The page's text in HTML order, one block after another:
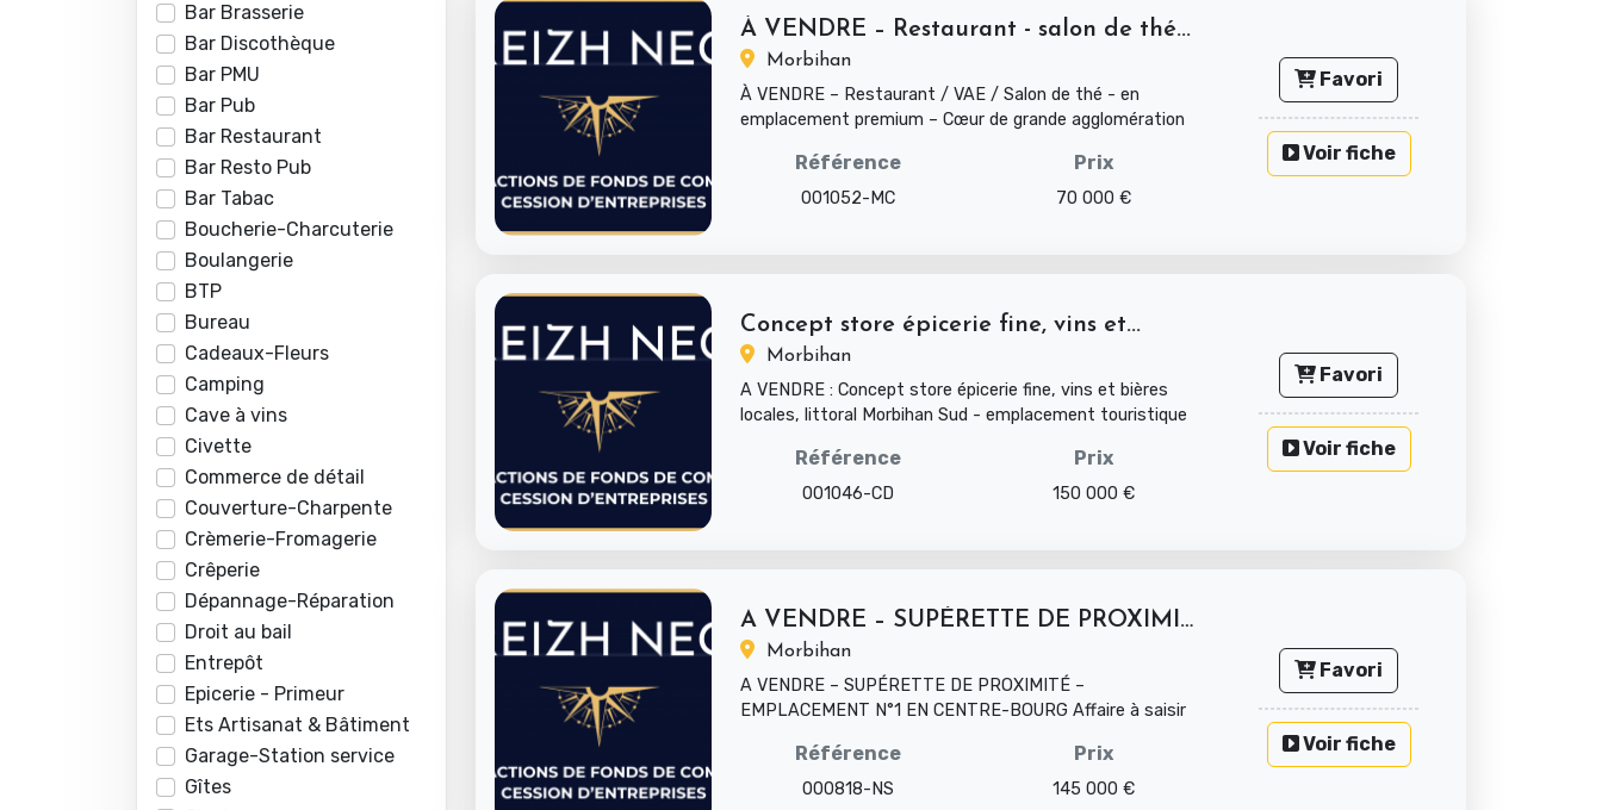
Bar Brasserie
Bar Discothèque
Bar PMU
Bar Pub
Bar Restaurant
Bar Resto Pub
Bar Tabac
Boucherie-Charcuterie
Boulangerie
BTP
Bureau
Cadeaux-Fleurs
Camping
Cave à vins
Civette
Commerce de détail
Couverture-Charpente
Crèmerie-Fromagerie
Crêperie
Dépannage-Réparation
Droit au bail
Entrepôt
Epicerie - Primeur
Ets Artisanat & Bâtiment
Garage-Station service
Gîtes
À VENDRE – Restaurant - salon de thé...
Morbihan
À VENDRE – Restaurant / VAE / Salon de thé - en
emplacement premium – Cœur de grande agglomération
Référence
001052-MC
Prix
70 000 €
Favori
Voir fiche
Concept store épicerie fine, vins et...
Morbihan
A VENDRE : Concept store épicerie fine, vins et bières
locales, littoral Morbihan Sud - emplacement touristique
Référence
001046-CD
Prix
150 000 €
Favori
Voir fiche
A VENDRE – SUPÉRETTE DE PROXIMITÉ –...
Morbihan
A VENDRE – SUPÉRETTE DE PROXIMITÉ –
EMPLACEMENT N°1 EN CENTRE-BOURG Affaire à saisir
Référence
000818-NS
Prix
145 000 €
Favori
Voir fiche